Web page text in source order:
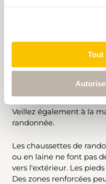
Tout
LA PREMIÈRE
Choisissez une matière
maintienne le corps au
linge de rechange pour
Veillez également à la
randonnée.
Les chaussettes de
ou en laine ne font pas
vers l'extérieur. Les
Des zones renforcées